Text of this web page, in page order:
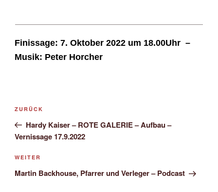
Finissage: 7. Oktober 2022 um 18.00Uhr –
Musik: Peter Horcher
Beitragsnavigation
Vorheriger
Beitrag
ZURÜCK
Hardy Kaiser – ROTE GALERIE – Aufbau –
Vernissage 17.9.2022
Nächster
Beitrag
WEITER
Martin Backhouse, Pfarrer und Verleger – Podcast